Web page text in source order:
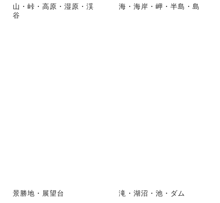
山・峠・高原・湿原・渓
谷
海・海岸・岬・半島・島
景勝地・展望台 滝・湖沼・池・ダム